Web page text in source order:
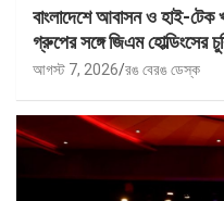
বাংলাদেশে আবাসন ও হাই-টেক
গ্রুপের সঙ্গে জিএম হোল্ডিংসের
আগস্ট 7, 2026 রঙ বেরঙ ডেস্ক